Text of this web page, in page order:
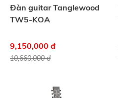
Đàn guitar Tanglewood
TW5-KOA
9,150,000 đ
10,660,000 đ